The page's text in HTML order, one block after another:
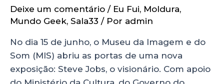
Deixe um comentário / Eu Fui, Moldura,
Mundo Geek, Sala33 / Por admin
No dia 15 de junho, o Museu da Imagem e do
Som (MIS) abriu as portas de uma nova
exposição: Steve Jobs, o visionário. Com apoio